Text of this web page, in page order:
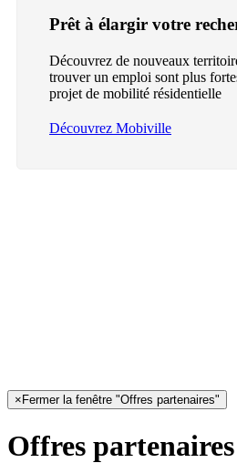
Prêt à élargir votre
Découvrez de nouveaux
trouver un emploi sont plus
projet de mobilité résidentielle
Découvrez Mobiville
× Fermer la fenêtre "Offres partenaires"
Offres partenaires